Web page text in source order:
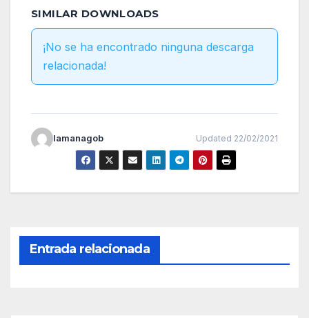
SIMILAR DOWNLOADS
¡No se ha encontrado ninguna descarga
relacionada!
lamanagob Updated 22/02/2021
Entrada relacionada